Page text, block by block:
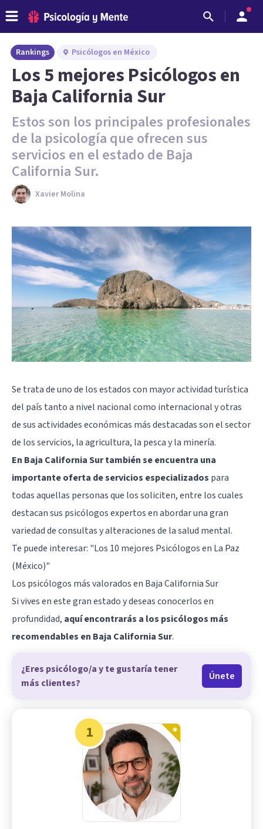
Rankings Psicólogos en México
Los 5 mejores Psicólogos en
Baja California Sur
Estos son los principales profesionales
de la psicología que ofrecen sus
servicios en el estado de Baja
California Sur.
Xavier Molina
Se trata de uno de los estados con mayor actividad turística
del país tanto a nivel nacional como internacional y otras
de sus actividades económicas más destacadas son el sector
de los servicios, la agricultura, la pesca y la minería.
En Baja California Sur también se encuentra una
importante oferta de servicios especializados para
todas aquellas personas que los soliciten, entre los cuales
destacan sus psicólogos expertos en abordar una gran
variedad de consultas y alteraciones de la salud mental.
Te puede interesar: "Los 10 mejores Psicólogos en La Paz
(México)"
Los psicólogos más valorados en Baja California Sur
Si vives en este gran estado y deseas conocerlos en
profundidad, aquí encontrarás a los psicólogos más
recomendables en Baja California Sur.
¿Eres psicólogo/a y te gustaría tener
más clientes?
Únete
1